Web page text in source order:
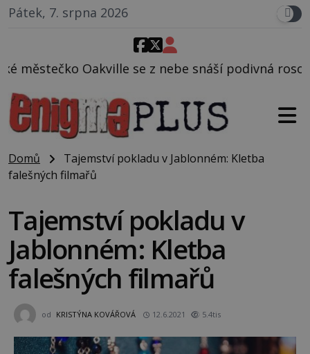
Pátek, 7. srpna 2026
nebe snáší podivná rosolovitá látka neznámého
Domů
Tajemství pokladu v Jablonném: Kletba
falešných filmařů
Tajemství pokladu v
Jablonném: Kletba
falešných filmařů
od KRISTÝNA KOVÁŘOVÁ 12.6.2021 5.4tis